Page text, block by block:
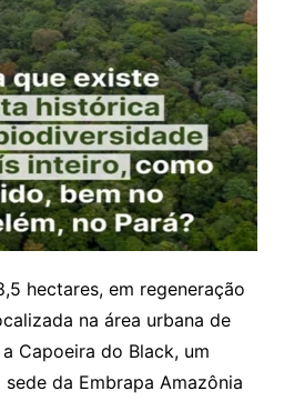
hectares, em regeneração
na área urbana de
Capoeira do Black, um
da Embrapa Amazônia